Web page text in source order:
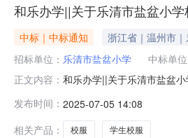
和乐办学||关于乐清市盐盆小
中标｜中标通知 浙江省｜温州市
招标单位： 乐清市盐盆小学 中标单位
正文内容： 和乐办学||关于乐清市盐盆
各决策要采购校服的学校委
中标折扣率：85.65%中
发布时间： 2025-07-05 14:08
相关产品：
校服 学生校服